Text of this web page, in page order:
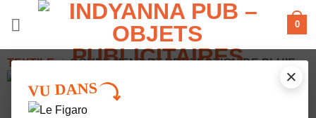
0
×
VU DANS
TEXTILE / COUPE VENT ET PROTECTION DE PLUIE